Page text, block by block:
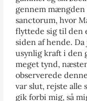
gennem
sanctorum, hvor
flyttede sig til den
siden af hende.
usynlig kraft i den
meget tynd,
observerede
var slut, rejste alle
gik forbi mig, så